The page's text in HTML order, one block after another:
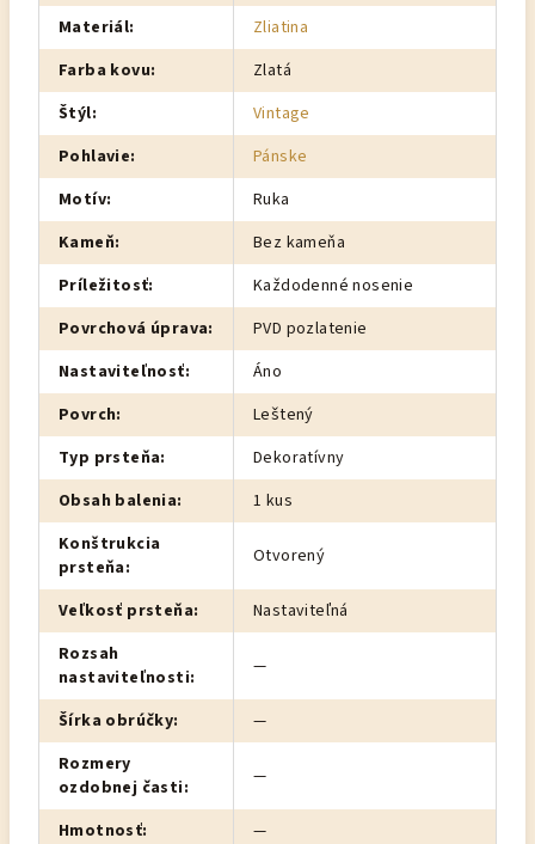
Materiál:
Zliatina
Farba kovu:
Zlatá
Štýl:
Vintage
Pohlavie:
Pánske
Motív:
Ruka
Kameň:
Bez kameňa
Príležitosť:
Každodenné nosenie
Povrchová úprava:
PVD pozlatenie
Nastaviteľnosť:
Áno
Povrch:
Leštený
Typ prsteňa:
Dekoratívny
Obsah balenia:
1 kus
Konštrukcia
prsteňa: Otvorený
Veľkosť prsteňa:
Nastaviteľná
Rozsah
nastaviteľnosti: —
Šírka obrúčky:
—
Rozmery
ozdobnej časti: —
Hmotnosť: —